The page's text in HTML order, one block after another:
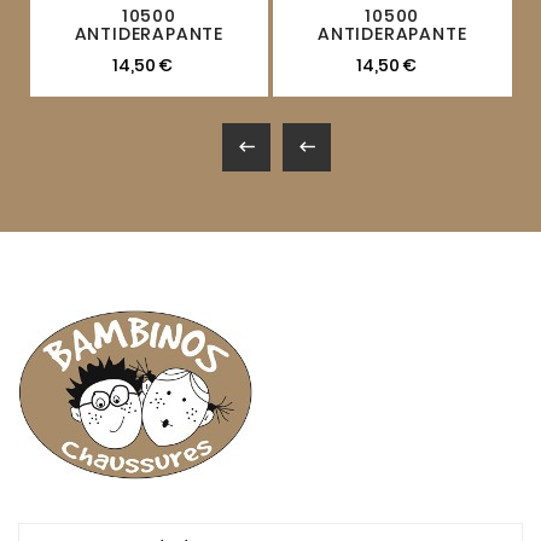
10500
ANTIDERAPANTE
14,50 €
10500
ANTIDERAPANTE
14,50 €
 